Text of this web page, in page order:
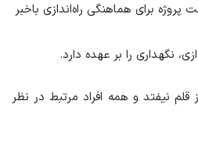
پروژه برای هماهنگی راه‌اندازی باخبر
نگهداری را بر عهده دارد.
نیفتد و همه افراد مرتبط در نظر